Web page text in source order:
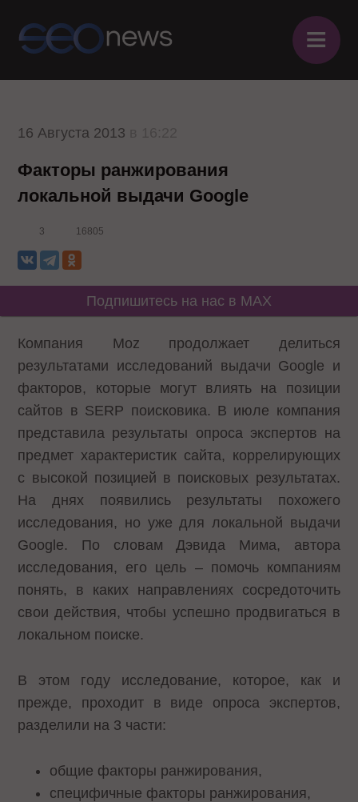
≡
16 Августа 2013
Факторы ранжирования
локальной выдачи Google
3 16805
Подпишитесь на нас в MAX
Компания Moz продолжает делиться
результатами исследований выдачи Google и
факторов, которые могут влиять на позиции
сайтов в SERP поисковика. В июле компания
представила результаты опроса экспертов на
предмет характеристик сайта, коррелирующих
с высокой позицией в поисковых результатах.
На днях появились результаты похожего
исследования, но уже для локальной выдачи
Google. По словам Дэвида Мима, автора
исследования, его цель – помочь компаниям
понять, в каких направлениях сосредоточить
свои действия, чтобы успешно продвигаться в
локальном поиске.
В этом году исследование, которое, как и
прежде, проходит в виде опроса экспертов,
разделили на 3 части:
общие факторы ранжирования,
специфичные факторы ранжирования,